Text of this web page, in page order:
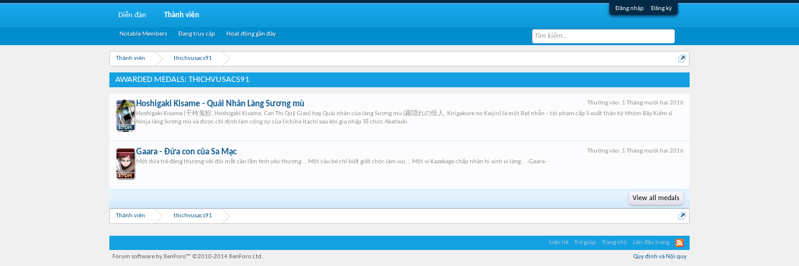
Đăng nhập Đăng ký
Thành viên thichvusacs91
AWARDED MEDALS: THICHVUSACS91
Thưởng vào: 1 Tháng mười hai 2016
Hoshigaki Kisame - Quái Nhân Làng Sương mù
Hoshigaki Kisame (干柿鬼鮫, Hoshigaki Kisame, Can Thị Quỷ Giao) hay Quái nhân của làng Sương mù (霧隠れの怪人, Kirigakure no Kaijin) là một Bạt nhẫn – tội phạm cấp S xuất thân từ Nhóm Bảy Kiếm sĩ
Ninja làng Sương mù và được chỉ định làm cộng sự của Uchiha Itachi sau khi gia nhập Tổ chức Akatsuki.
Thưởng vào: 1 Tháng mười hai 2016
Gaara - Đứa con của Sa Mạc
Một đứa trẻ đáng thương với đôi mắt cần lắm tình yêu thương... Một cậu bé chỉ biết giết chóc làm vui... Một vị Kazekage chấp nhận hi sinh vì làng... -Gaara-
View all medals
Thành viên thichvusacs91
Diễn đàn Thành viên
Notable Members Đang truy cập Hoạt động gần đây
Liên hệ Trợ giúp Trang chủ Lên đầu trang
Quy định và Nội quy
Forum software by XenForo™ ©2010-2014 XenForo Ltd.